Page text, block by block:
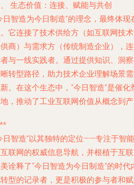
生态价值：连接、赋能与共创
日智造为今日制造”的理念，最终体
它连接了技术供给方（如互联网技
商）与需求方（传统制造企业），
与一线实践者。通过提供知识、洞
转型路径，助力技术企业理解场景
。在这个生态中，“今日智造”是催
，推动了工业互联网价值从概念到产
日智造”以其独特的定位——专注于智
联网的权威信息导航，并根植于互
诠释了“今日智造为今日制造”的时
型的记录者，更是积极的参与者和